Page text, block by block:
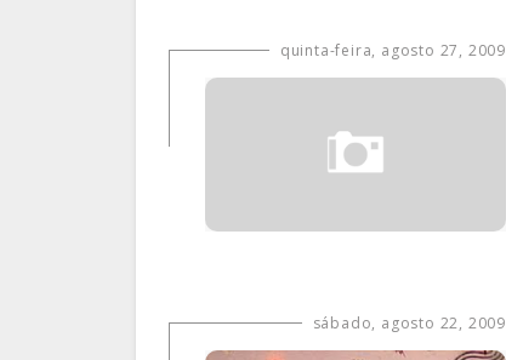
quinta-feira, agosto 27, 2009
sábado, agosto 22, 2009